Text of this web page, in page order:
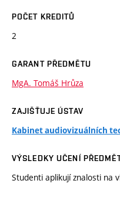
POČET KREDITŮ
2
GARANT PŘEDMĚTU
MgA. Tomáš Hrůza
ZAJIŠŤUJE ÚSTAV
Kabinet audiovizuálních
VÝSLEDKY UČENÍ
Studenti aplikují znalosti na